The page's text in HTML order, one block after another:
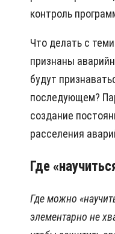
контроль
Что делать с
признаны
будут
последующем?
создание
расселения
Где
Где можно
элементарно не